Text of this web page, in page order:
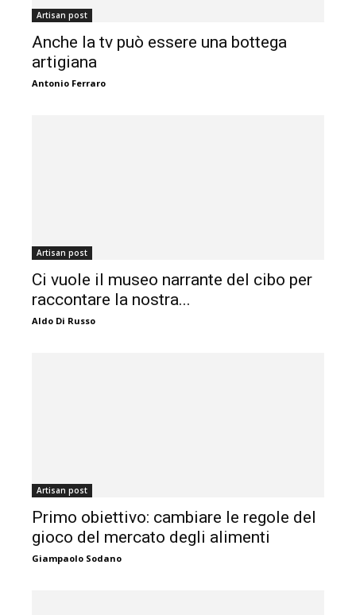
Artisan post
Anche la tv può essere una bottega
artigiana
Antonio Ferraro
Artisan post
Ci vuole il museo narrante del cibo per
raccontare la nostra...
Aldo Di Russo
Artisan post
Primo obiettivo: cambiare le regole del
gioco del mercato degli alimenti
Giampaolo Sodano